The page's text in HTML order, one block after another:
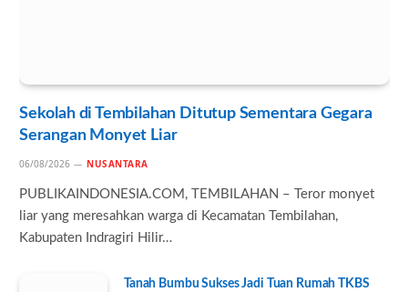
Sekolah di Tembilahan Ditutup Sementara Gegara
Serangan Monyet Liar
06/08/2026 NUSANTARA
PUBLIKAINDONESIA.COM, TEMBILAHAN – Teror monyet
liar yang meresahkan warga di Kecamatan Tembilahan,
Kabupaten Indragiri Hilir…
Tanah Bumbu Sukses Jadi Tuan Rumah TKBS